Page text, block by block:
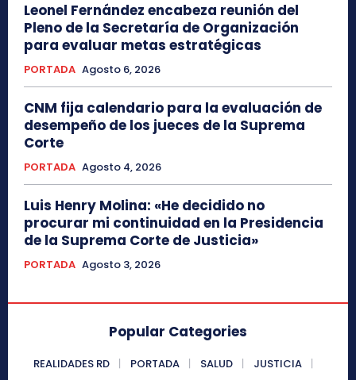
Leonel Fernández encabeza reunión del
Pleno de la Secretaría de Organización
para evaluar metas estratégicas
PORTADA Agosto 6, 2026
CNM fija calendario para la evaluación de
desempeño de los jueces de la Suprema
Corte
PORTADA Agosto 4, 2026
Luis Henry Molina: «He decidido no
procurar mi continuidad en la Presidencia
de la Suprema Corte de Justicia»
PORTADA Agosto 3, 2026
Popular Categories
REALIDADES RD PORTADA SALUD
JUSTICIA